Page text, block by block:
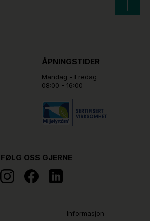
ÅPNINGSTIDER
Mandag - Fredag
08:00 - 16:00
Informasjon
FØLG OSS GJERNE